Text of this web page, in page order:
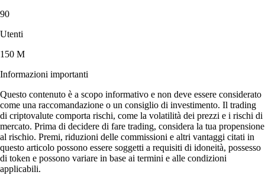
90
Utenti
150 M
Informazioni importanti
Questo contenuto è a scopo informativo e non deve essere considerato
come una raccomandazione o un consiglio di investimento. Il trading
di criptovalute comporta rischi, come la volatilità dei prezzi e i rischi di
mercato. Prima di decidere di fare trading, considera la tua propensione
al rischio. Premi, riduzioni delle commissioni e altri vantaggi citati in
questo articolo possono essere soggetti a requisiti di idoneità, possesso
di token e possono variare in base ai termini e alle condizioni
applicabili.